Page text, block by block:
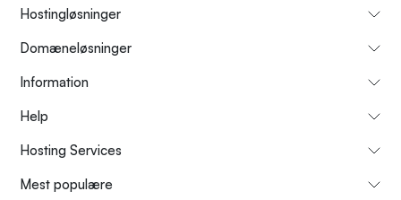
Hostingløsninger
Domæneløsninger
Information
Help
Hosting Services
Mest populære